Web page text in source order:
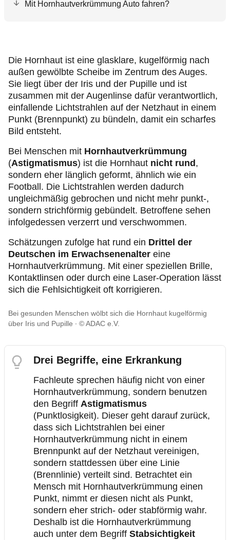
Mit Hornhautverkrümmung Auto fahren?
Die Hornhaut ist eine glasklare, kugelförmig nach
außen gewölbte Scheibe im Zentrum des Auges.
Sie liegt über der Iris und der Pupille und ist
zusammen mit der Augenlinse dafür verantwortlich,
einfallende Lichtstrahlen auf der Netzhaut in einem
Punkt (Brennpunkt) zu bündeln, damit ein scharfes
Bild entsteht.
Bei Menschen mit Hornhautverkrümmung
(Astigmatismus) ist die Hornhaut nicht rund ,
sondern eher länglich geformt, ähnlich wie ein
Football. Die Lichtstrahlen werden dadurch
ungleichmäßig gebrochen und nicht mehr punkt-,
sondern strichförmig gebündelt. Betroffene sehen
infolgedessen verzerrt und verschwommen.
Schätzungen zufolge hat rund ein Drittel der
Deutschen im Erwachsenenalter eine
Hornhautverkrümmung. Mit einer speziellen Brille,
Kontaktlinsen oder durch eine Laser-Operation lässt
sich die Fehlsichtigkeit oft korrigieren.
Bei gesunden Menschen wölbt sich die Hornhaut kugelförmig
über Iris und Pupille
© ADAC e.V.
Drei Begriffe, eine Erkrankung
Fachleute sprechen häufig nicht von einer
Hornhautverkrümmung, sondern benutzen
den Begriff Astigmatismus
(Punktlosigkeit). Dieser geht darauf zurück,
dass sich Lichtstrahlen bei einer
Hornhautverkrümmung nicht in einem
Brennpunkt auf der Netzhaut vereinigen,
sondern stattdessen über eine Linie
(Brennlinie) verteilt sind. Betrachtet ein
Mensch mit Hornhautverkrümmung einen
Punkt, nimmt er diesen nicht als Punkt,
sondern eher strich- oder stabförmig wahr.
Deshalb ist die Hornhautverkrümmung
auch unter dem Begriff Stabsichtigkeit